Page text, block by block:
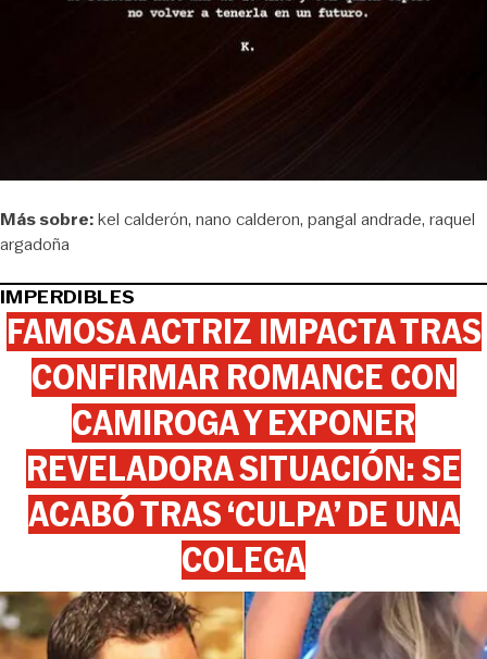
Más sobre:kel calderón nano calderon pangal andrade raquel
argadoña
IMPERDIBLES
FAMOSA ACTRIZ IMPACTA TRAS
CONFIRMAR ROMANCE CON
CAMIROGA Y EXPONER
REVELADORA SITUACIÓN: SE
ACABÓ TRAS ‘CULPA’ DE UNA
COLEGA